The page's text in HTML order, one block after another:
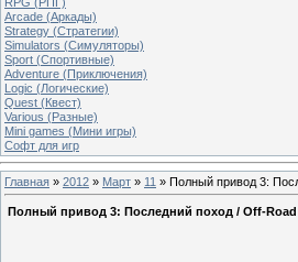
Arcade (Аркады)
Strategy (Стратегии)
Simulators (Симуляторы)
Sport (Спортивные)
Adventure (Приключения)
Logic (Логические)
Quest (Квест)
Various (Разные)
Mini games (Мини игры)
Софт для игр
Главная » 2012 » Март » 11 » Полный привод 3:
Полный привод 3: Последний поход / Off-Road